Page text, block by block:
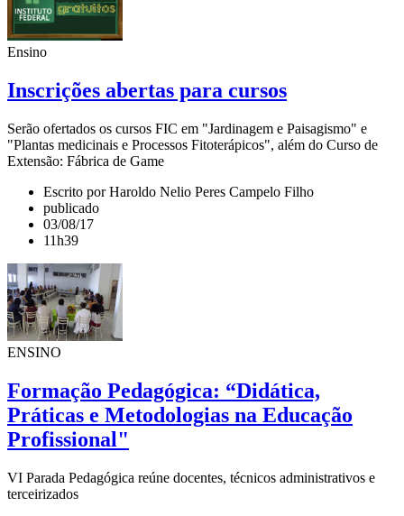
Ensino
Inscrições abertas para cursos
Serão ofertados os cursos FIC em "Jardinagem e Paisagismo" e
"Plantas medicinais e Processos Fitoterápicos", além do Curso de
Extensão: Fábrica de Game
Escrito por Haroldo Nelio Peres Campelo Filho
publicado
03/08/17
11h39
ENSINO
Formação Pedagógica: “Didática,
Práticas e Metodologias na Educação
Profissional"
VI Parada Pedagógica reúne docentes, técnicos administrativos e
terceirizados